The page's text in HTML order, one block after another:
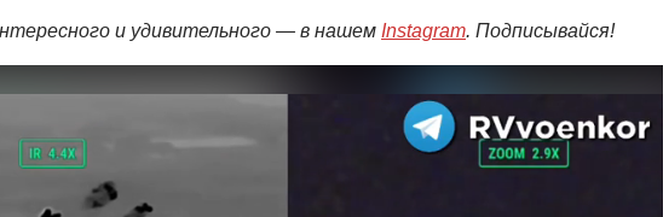
и удивительного — в нашем Instagram. Подписывайся!